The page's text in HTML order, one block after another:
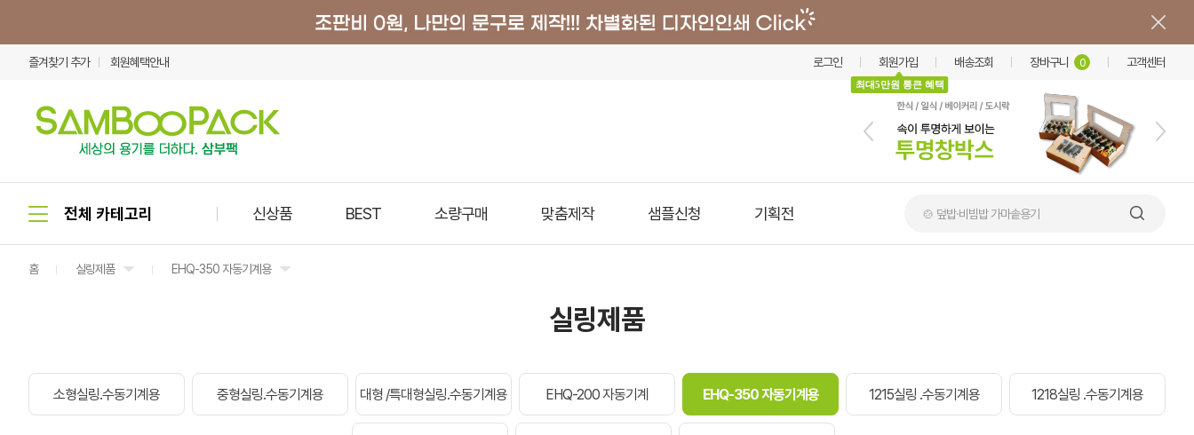
즐겨찾기 추가 회원혜택안내 로그인 회원가입
최대5만원 통큰 혜택
배송조회 장바구니 0 고객센터
신상품 BEST 소량구매 맞춤제작 샘플신청 기획전 🍲 덮밥·비빔밥 가마솥용기
홈 실링제품 EHQ-350 자동기계용
실링제품
소형실링.수동기계용 중형실링.수동기계용 대형 /특대형실링.수동기계용 EHQ-200 자동기계 EHQ-350 자동기계용 1215실링 .수동기계용 1218실링 .수동기계용